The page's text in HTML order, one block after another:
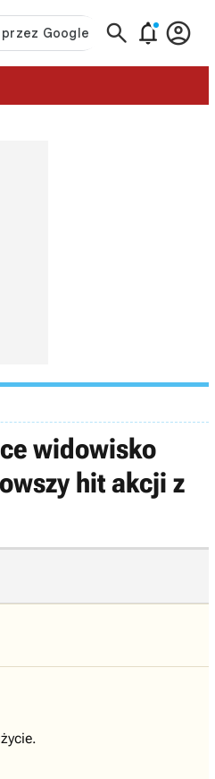
  
widowisko
hit akcji z